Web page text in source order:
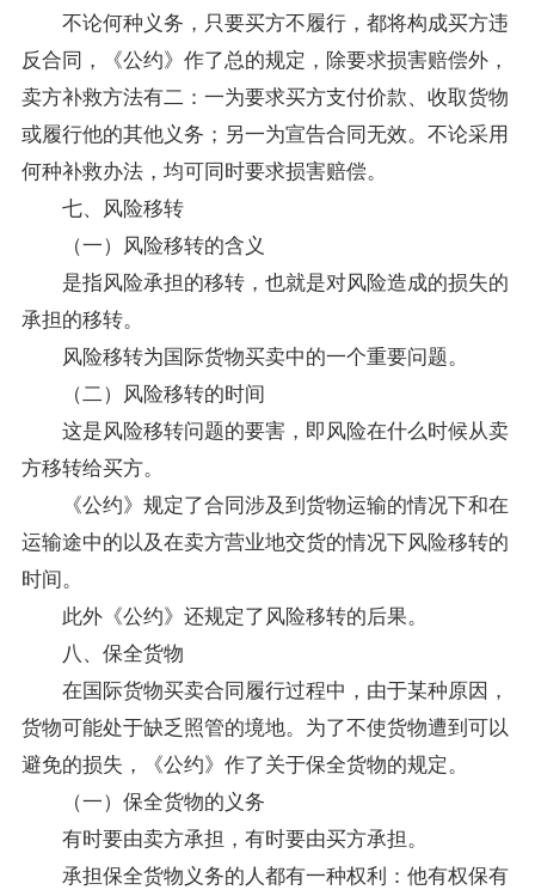
不论何种义务，只要买方不履行，都将构成买方违
反合同，《公约》作了总的规定，除要求损害赔偿外，
卖方补救方法有二：一为要求买方支付价款、收取货物
或履行他的其他义务；另一为宣告合同无效。不论采用
何种补救办法，均可同时要求损害赔偿。
七、风险移转
（一）风险移转的含义
是指风险承担的移转，也就是对风险造成的损失的
承担的移转。
风险移转为国际货物买卖中的一个重要问题。
（二）风险移转的时间
这是风险移转问题的要害，即风险在什么时候从卖
方移转给买方。
《公约》规定了合同涉及到货物运输的情况下和在
运输途中的以及在卖方营业地交货的情况下风险移转的
时间。
此外《公约》还规定了风险移转的后果。
八、保全货物
在国际货物买卖合同履行过程中，由于某种原因，
货物可能处于缺乏照管的境地。为了不使货物遭到可以
避免的损失，《公约》作了关于保全货物的规定。
（一）保全货物的义务
有时要由卖方承担，有时要由买方承担。
承担保全货物义务的人都有一种权利：他有权保有